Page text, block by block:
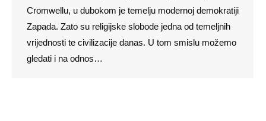
Cromwellu, u dubokom je temelju modernoj demokratiji
Zapada. Zato su religijske slobode jedna od temeljnih
vrijednosti te civilizacije danas. U tom smislu možemo
gledati i na odnos…